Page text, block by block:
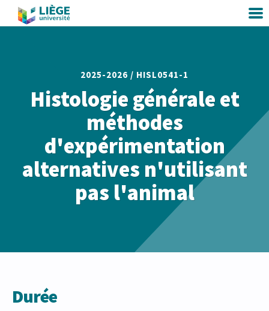
2025-2026 / HISL0541-1
Histologie générale et
méthodes
d'expérimentation
alternatives n'utilisant
pas l'animal
Durée